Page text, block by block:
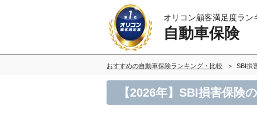
オリコン顧客満足度ラン
自動車保険
おすすめの自動車保険ランキング・比較 SBI損
【2026年】SBI損害保険